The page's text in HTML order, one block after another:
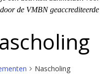
de VMBN
Nascholing